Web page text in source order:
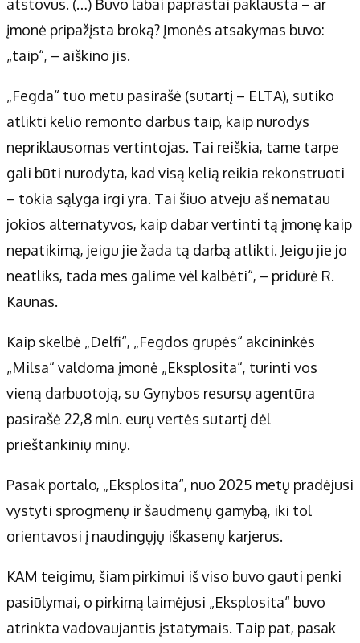
atstovus. (…) Buvo labai paprastai paklausta – ar
įmonė pripažįsta broką? Įmonės atsakymas buvo:
„taip“, – aiškino jis.
„Fegda“ tuo metu pasirašė (sutartį – ELTA), sutiko
atlikti kelio remonto darbus taip, kaip nurodys
nepriklausomas vertintojas. Tai reiškia, tame tarpe
gali būti nurodyta, kad visą kelią reikia rekonstruoti
– tokia sąlyga irgi yra. Tai šiuo atveju aš nematau
jokios alternatyvos, kaip dabar vertinti tą įmonę kaip
nepatikimą, jeigu jie žada tą darbą atlikti. Jeigu jie jo
neatliks, tada mes galime vėl kalbėti“, – pridūrė R.
Kaunas.
Kaip skelbė „Delfi“, „Fegdos grupės“ akcininkės
„Milsa“ valdoma įmonė „Eksplosita“, turinti vos
vieną darbuotoją, su Gynybos resursų agentūra
pasirašė 22,8 mln. eurų vertės sutartį dėl
prieštankinių minų.
Pasak portalo, „Eksplosita“, nuo 2025 metų pradėjusi
vystyti sprogmenų ir šaudmenų gamybą, iki tol
orientavosi į naudingųjų iškasenų karjerus.
KAM teigimu, šiam pirkimui iš viso buvo gauti penki
pasiūlymai, o pirkimą laimėjusi „Eksplosita“ buvo
atrinkta vadovaujantis įstatymais. Taip pat, pasak